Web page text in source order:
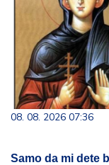
08. 08. 2026 07:36
Samo da mi dete